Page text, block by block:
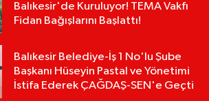
Balıkesir'de Kuruluyor! TEMA Vakfı
Fidan Bağışlarını Başlattı!
Balıkesir Belediye-İş 1 No'lu Şube
Başkanı Hüseyin Pastal ve Yönetimi
İstifa Ederek ÇAĞDAŞ-SEN'e Geçti